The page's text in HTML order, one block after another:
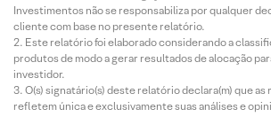
Investimentos não se responsabiliza por qualquer
cliente com base no presente relatório.
Este relatório foi elaborado considerando a
produtos de modo a gerar resultados de alocação
investidor.
O(s) signatário(s) deste relatório declara(m) que
refletem única e exclusivamente suas análises e